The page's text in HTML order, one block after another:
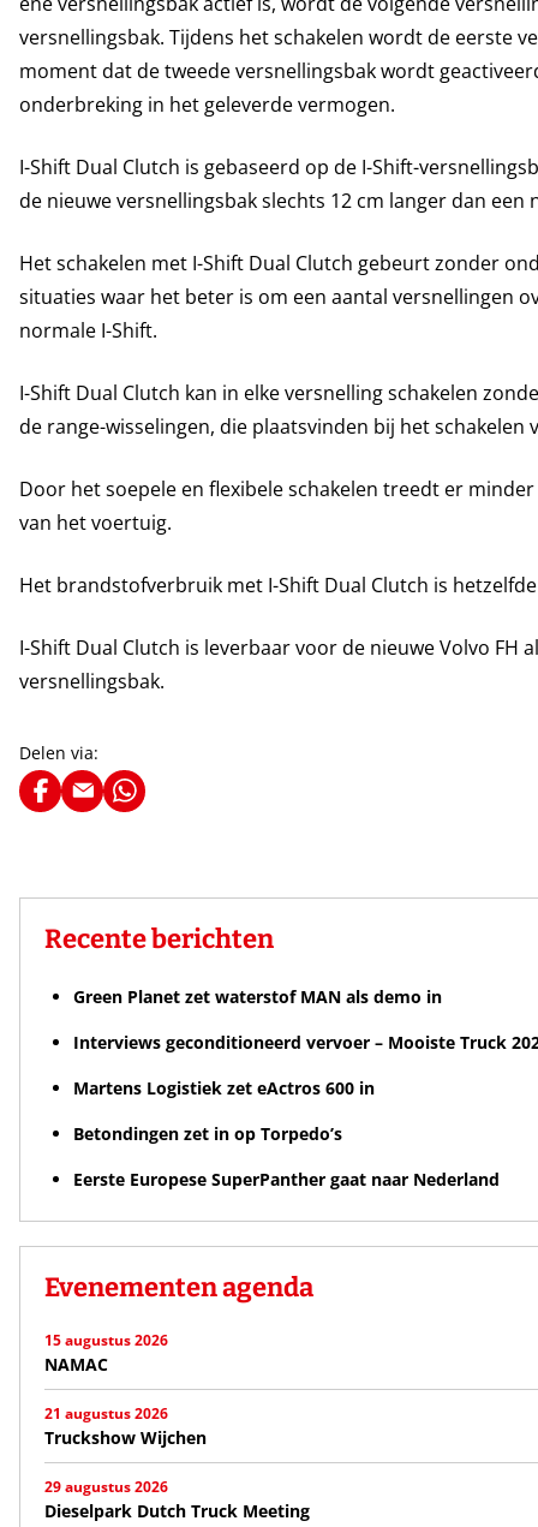
versnellingsbak. Tijdens het schakelen wordt de eerste
moment dat de tweede versnellingsbak wordt
onderbreking in het geleverde vermogen.
I-Shift Dual Clutch is gebaseerd op de I-Shift-
de nieuwe versnellingsbak slechts 12 cm langer dan een
Het schakelen met I-Shift Dual Clutch gebeurt zonder
situaties waar het beter is om een aantal versnellingen
normale I-Shift.
I-Shift Dual Clutch kan in elke versnelling schakelen
de range-wisselingen, die plaatsvinden bij het
Door het soepele en flexibele schakelen treedt er
van het voertuig.
Het brandstofverbruik met I-Shift Dual Clutch is
I-Shift Dual Clutch is leverbaar voor de nieuwe Volvo FH
versnellingsbak.
Delen via:
Recente berichten
Green Planet zet waterstof MAN als demo in
Interviews geconditioneerd vervoer – Mooiste Truck
Martens Logistiek zet eActros 600 in
Betondingen zet in op Torpedo’s
Eerste Europese SuperPanther gaat naar Nederland
Evenementen agenda
15 augustus 2026
NAMAC
21 augustus 2026
Truckshow Wijchen
29 augustus 2026
Dieselpark Dutch Truck Meeting